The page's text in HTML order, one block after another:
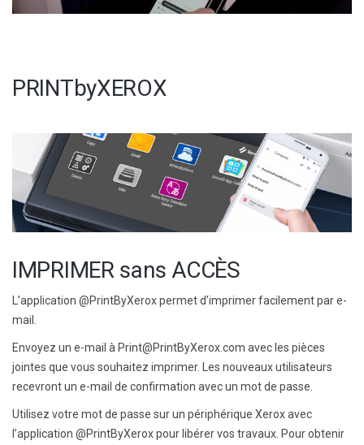
PRINTbyXEROX
IMPRIMER sans ACCÈS
L’application @PrintByXerox permet d’imprimer facilement par e-
mail.
Envoyez un e-mail à Print@PrintByXerox.com avec les pièces
jointes que vous souhaitez imprimer. Les nouveaux utilisateurs
recevront un e-mail de confirmation avec un mot de passe.
Utilisez votre mot de passe sur un périphérique Xerox avec
l’application @PrintByXerox pour libérer vos travaux. Pour obtenir